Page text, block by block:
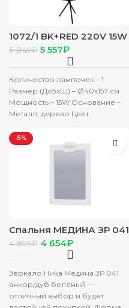
1072/1 BK+RED 220V 15W
E27 Торшер
5 849₽ 5 557₽
Количество лампочек – 1
Размер (ДхВхШ) – Ø40х157 см
Мощность – 15W Основание –
Металл, дерево Цвет
-5%
Спальня МЕДИНА ЗР 041
зеркало (0,8х0,59х0,02)
фасад МДФ ДУБ БЕЛЫЙ/
корпус АНКОР
4 899₽ 4 654₽
Зеркало Ника Медина ЗР 041
анкор/дуб беленый —
отличный выбор и будет